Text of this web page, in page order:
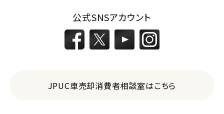
公式SNSアカウント
JPUC車売却消費者相談室はこちら